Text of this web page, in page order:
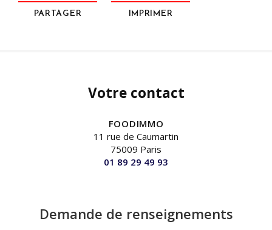
PARTAGER IMPRIMER
Votre contact
FOODIMMO
11 rue de Caumartin
75009 Paris
01 89 29 49 93
Demande de renseignements